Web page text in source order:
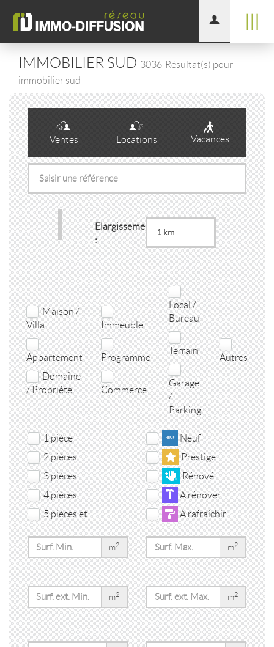
IMMOBILIER SUD 3036 Résultat(s) pour
immobilier sud
Ventes Locations Vacances
Elargissement
:
Maison /
Villa
Appartement
Domaine
/ Propriété
Immeuble
Programme
Commerce
Local /
Bureau
Terrain
Garage
/
Parking
Autres
1 pièce
2 pièces
3 pièces
4 pièces
5 pièces et +
Neuf
Prestige
Rénové
A rénover
A rafraîchir
m2 m2
m2 m2